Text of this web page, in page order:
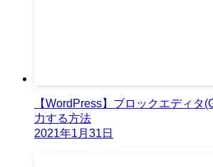
【WordPress】ブロックエディタ
力する方法
2021年1月31日